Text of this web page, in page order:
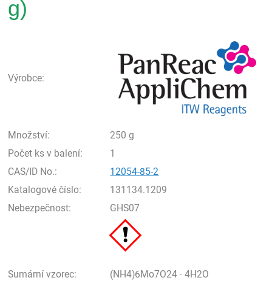
g)
Výrobce:
Množství:
250 g
Počet ks v balení:
1
CAS/ID No.:
12054-85-2
Katalogové číslo:
131134.1209
Nebezpečnost:
GHS07
Sumární vzorec:
(NH4)6Mo7O24 · 4H2O